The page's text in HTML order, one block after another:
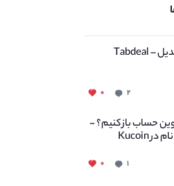
نقد و بررسی صرافی تبدیل – Tabdeal
۲ ۰
حساب باز کنیم؟ -
۱ ۰